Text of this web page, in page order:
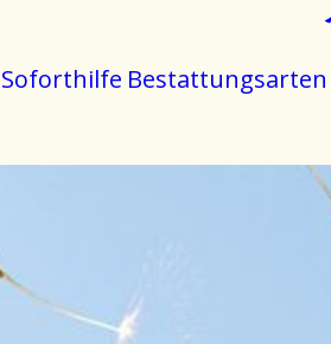
Soforthilfe Bestattungsarten